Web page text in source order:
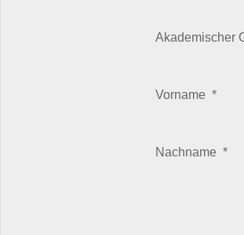
Akademischer
Vorname *
Nachname *